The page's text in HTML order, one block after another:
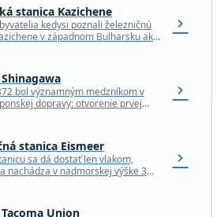
stanica Kazichene
kedysi poznali železničnú
v západnom Bulharsku ako
chevron_right
bol významným medzníkom v
dopravy: otvorenie prvej
chevron_right
stanica Eismeer
sa dá dostať len vlakom,
nachádza v nadmorskej výške 3
chevron_right
Union